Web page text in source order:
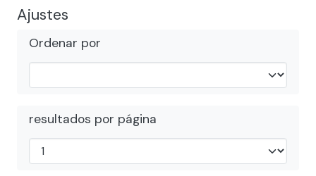
Ajustes
Ordenar por
resultados por página